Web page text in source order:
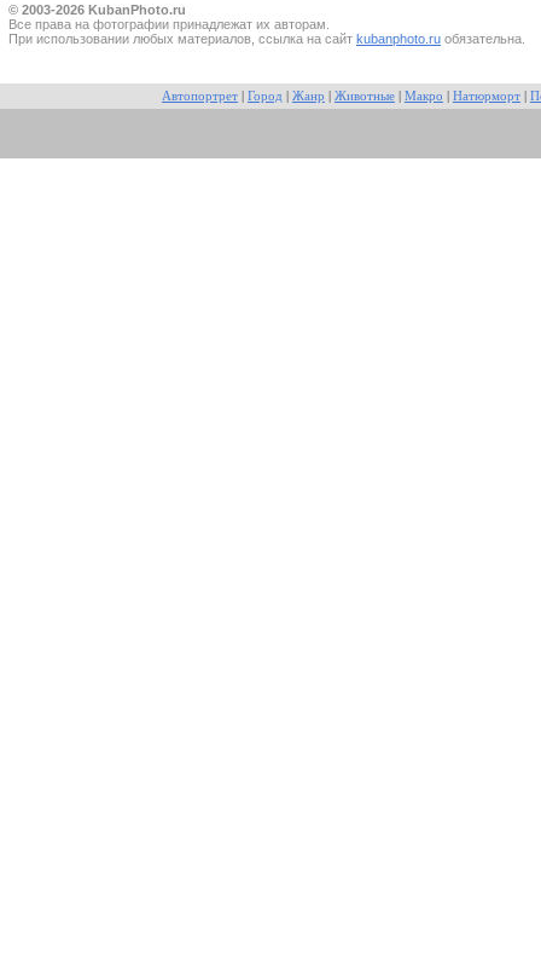
© 2003-2026 KubanPhoto.ru
Все прaва на фотографии принадлежат их авторам.
При использовании любых материалов, ссылка на сайт kubanphoto.ru обязательна.
Автопортрет Город Жанр Животные Макро Натюрморт